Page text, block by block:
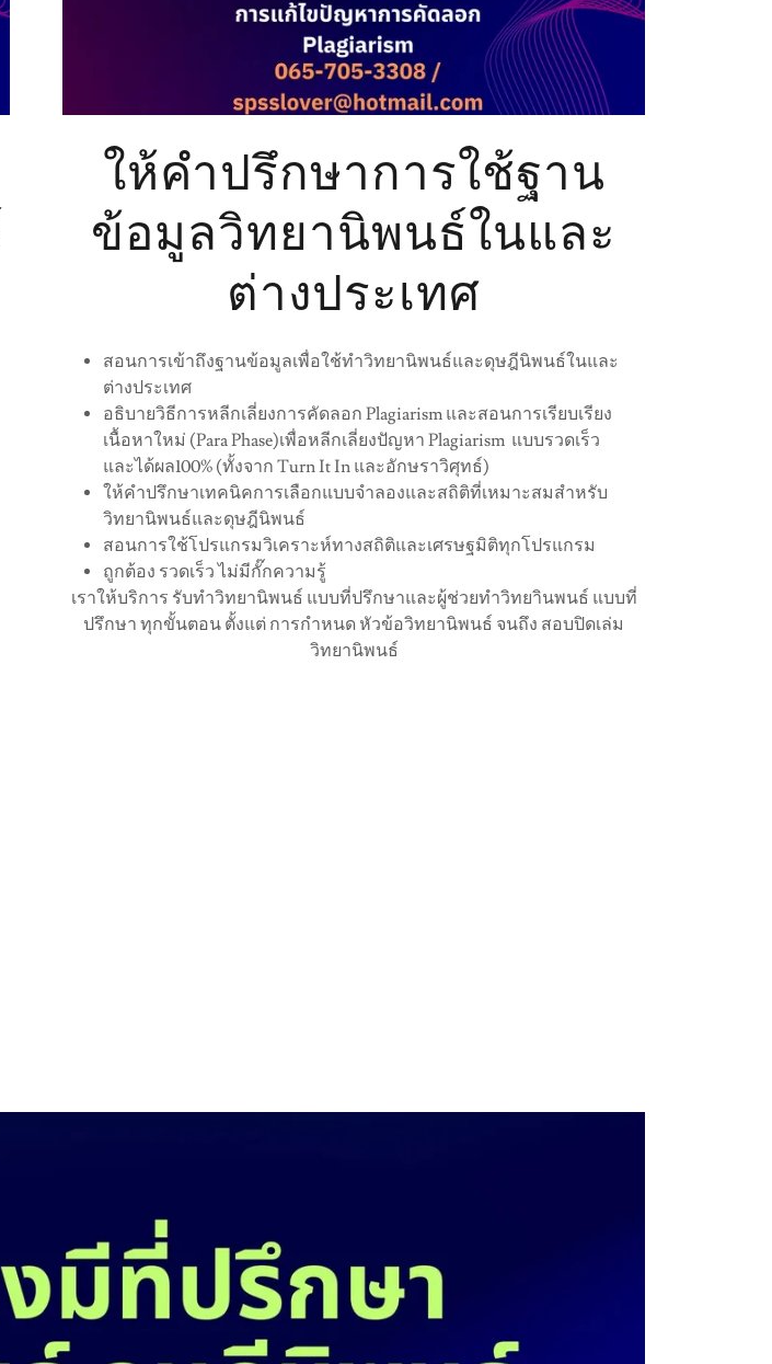
ให้คำปรึกษาการใช้ฐาน
ข้อมูลวิทยานิพนธ์ในและ
ต่างประเทศ
สอนการเข้าถึงฐานข้อมูลเพื่อใช้ทำวิทยานิพนธ์และดุษฎีนิพนธ์ในและ
ต่างประเทศ
อธิบายวิธีการหลีกเลี่ยงการคัดลอก Plagiarism และสอนการเรียบเรียง
เนื้อหาใหม่ (Para Phase)เพื่อหลีกเลี่ยงปัญหา Plagiarism แบบรวดเร็ว
และได้ผล100% (ทั้งจาก Turn It In และอักษราวิศุทธ์)
ให้คำปรึกษาเทคนิคการเลือกแบบจำลองและสถิติที่เหมาะสมสำหรับ
วิทยานิพนธ์และดุษฎีนิพนธ์
สอนการใช้โปรแกรมวิเคราะห์ทางสถิติและเศรษฐมิติทุกโปรแกรม
ถูกต้อง รวดเร็ว ไม่มีกั๊กความรู้
เราให้บริการ รับทำวิทยานิพนธ์ แบบที่ปรึกษาและผู้ช่วยทำวิทยาินพนธ์ แบบที่
ปรึกษา ทุกขั้นตอน ตั้งแต่ การกำหนด หัวข้อวิทยานิพนธ์ จนถึง สอบปิดเล่ม
วิทยานิพนธ์